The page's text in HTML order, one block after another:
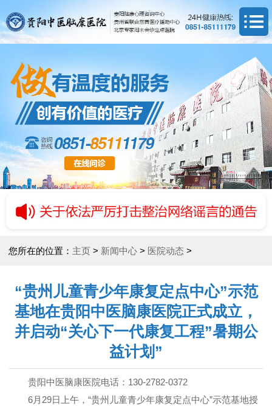
您所在的位置： 主页 > 新闻中心 > 医院动态 >
“贵州儿童青少年康复定点中心”示范
基地在贵阳中医脑康医院正式成立，
并启动“关心下一代康复工程”暑期公
益计划”
贵阳中医脑康医院电话：130-2782-0372
6月29日上午，“贵州儿童青少年康复定点中心”示范基地授